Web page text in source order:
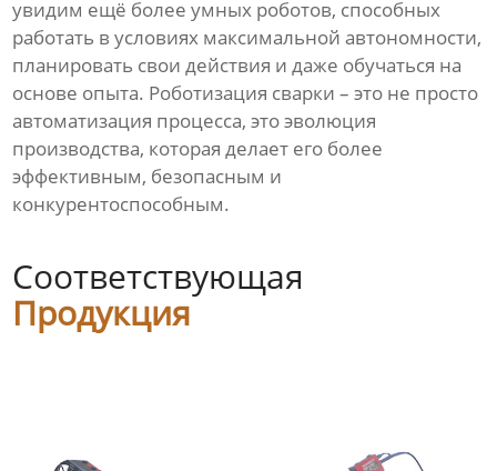
увидим ещё более умных роботов, способных
работать в условиях максимальной автономности,
планировать свои действия и даже обучаться на
основе опыта. Роботизация сварки – это не просто
автоматизация процесса, это эволюция
производства, которая делает его более
эффективным, безопасным и
конкурентоспособным.
Соответствующая
Продукция